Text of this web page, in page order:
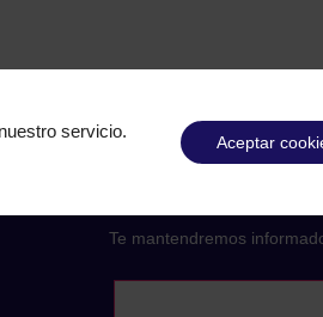
Te mantendremos
servicio.
Aceptar